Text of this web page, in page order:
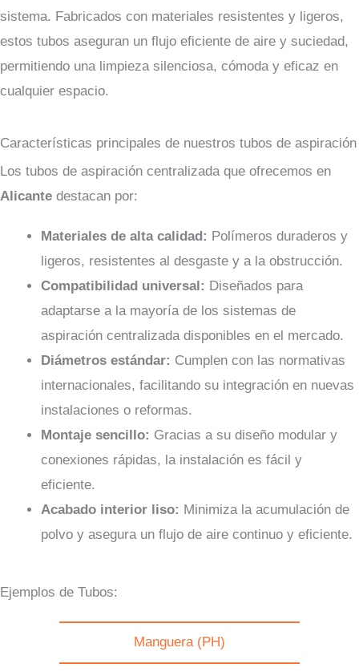
sistema. Fabricados con materiales resistentes y ligeros,
estos tubos aseguran un flujo eficiente de aire y suciedad,
permitiendo una limpieza silenciosa, cómoda y eficaz en
cualquier espacio.
Características principales de nuestros tubos de aspiración
Los tubos de aspiración centralizada que ofrecemos en
Alicante destacan por:
Materiales de alta calidad: Polímeros duraderos y
ligeros, resistentes al desgaste y a la obstrucción.
Compatibilidad universal: Diseñados para
adaptarse a la mayoría de los sistemas de
aspiración centralizada disponibles en el mercado.
Diámetros estándar: Cumplen con las normativas
internacionales, facilitando su integración en nuevas
instalaciones o reformas.
Montaje sencillo: Gracias a su diseño modular y
conexiones rápidas, la instalación es fácil y
eficiente.
Acabado interior liso: Minimiza la acumulación de
polvo y asegura un flujo de aire continuo y eficiente.
Ejemplos de Tubos:
Manguera (PH)